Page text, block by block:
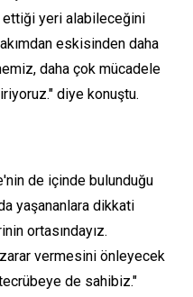
yeri alabileceğini
eskisinden daha
daha çok mücadele
diye konuştu.
de içinde bulunduğu
yaşananlara dikkati
ortasındayız.
vermesini önleyecek
de sahibiz."